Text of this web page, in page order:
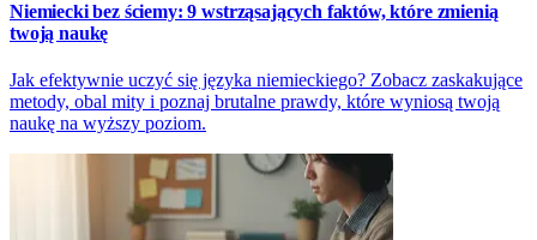
Niemiecki bez ściemy: 9 wstrząsających faktów, które zmienią
twoją naukę
Jak efektywnie uczyć się języka niemieckiego? Zobacz zaskakujące
metody, obal mity i poznaj brutalne prawdy, które wyniosą twoją
naukę na wyższy poziom.